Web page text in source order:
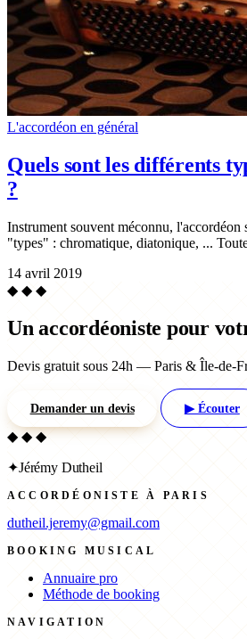
L'accordéon en général
Quels sont les différents
?
Instrument souvent méconnu, l'accordéon
"types" : chromatique, diatonique, ...
14 avril 2019
◆ ◆ ◆
Un accordéoniste pour
Devis gratuit sous 24h — Paris & Île-de-
Demander un devis ▶ Écouter
◆ ◆ ◆
✦Jérémy Dutheil
ACCORDÉONISTE À PARIS
dutheil.jeremy@gmail.com
BOOKING MUSICAL
Annuaire pro
Méthode de booking
NAVIGATION